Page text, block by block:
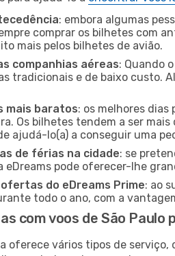
: embora algumas
comprar os bilhetes com
mais pelos bilhetes de avião.
companhias aéreas: Quando
tradicionais e de baixo custo.
mais baratos: os melhores dias
Os bilhetes tendem a ser mais
ajudá-lo(a) a conseguir uma
de férias na cidade: se
eDreams pode oferecer-lhe
do eDreams Prime: ao
todo o ano, com a
com voos de São Paulo
oferece vários tipos de